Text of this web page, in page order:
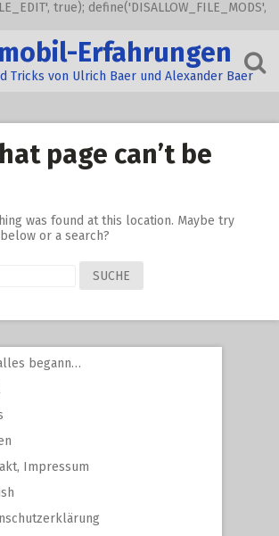
true); define('DISALLOW_FILE_MODS',
Erfahrungen
Tricks von Ulrich Baer und Alexander Baer
page can’t be
was found at this location. Maybe try
or a search?
begann…
Impressum